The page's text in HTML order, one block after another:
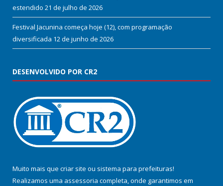
estendido 21 de julho de 2026
Festival Jacunina começa hoje (12), com programação
diversificada 12 de junho de 2026
DESENVOLVIDO POR CR2
Muito mais que criar site ou sistema para prefeituras!
Realizamos uma assessoria completa, onde garantimos em